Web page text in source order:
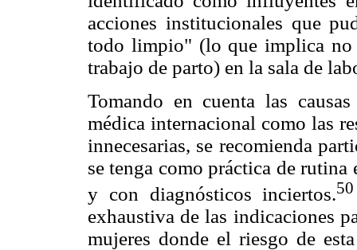
acciones institucionales que
todo limpio" (lo que implica no
trabajo de parto) en la sala de
Tomando en cuenta las
médica internacional como las
innecesarias, se recomienda
se tenga como práctica de
y con diagnósticos inciertos.50
exhaustiva de las indicaciones
mujeres donde el riesgo de